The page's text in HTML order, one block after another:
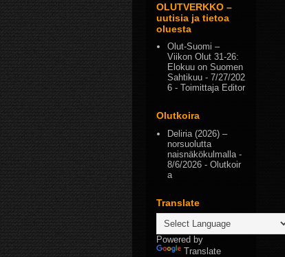
OLUTVERKKO –
uutisia ja tietoa
oluesta
Olut-Suomi –
Viikon Olut 31-26:
Elokuu on Suomen
Sahtikuu - 7/27/202
6 - Toimittaja Editor
Olutkoira
Deliria (2026) –
norsuolutta
naisnäkökulmalla -
8/6/2026 - Olutkoir
a
Translate
Powered by
Translate